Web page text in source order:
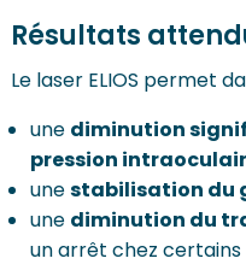
Résultats
Le laser ELIOS permet
une diminution
pression
unestabilisation du
une diminution du
un arrêt chez